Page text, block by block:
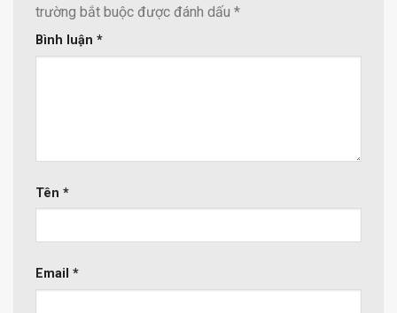
trường bắt buộc được đánh dấu *
Bình luận *
Tên *
Email *